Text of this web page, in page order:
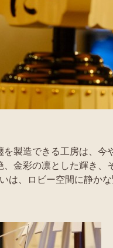
を製造できる工房は、今
金彩の凛とした輝き、
は、ロビー空間に静か